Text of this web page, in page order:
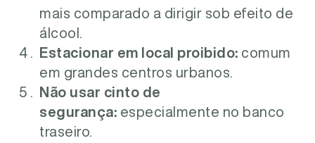
mais comparado a dirigir sob efeito de
álcool.
Estacionar em local proibido: comum
em grandes centros urbanos.
Não usar cinto de
segurança: especialmente no banco
traseiro.